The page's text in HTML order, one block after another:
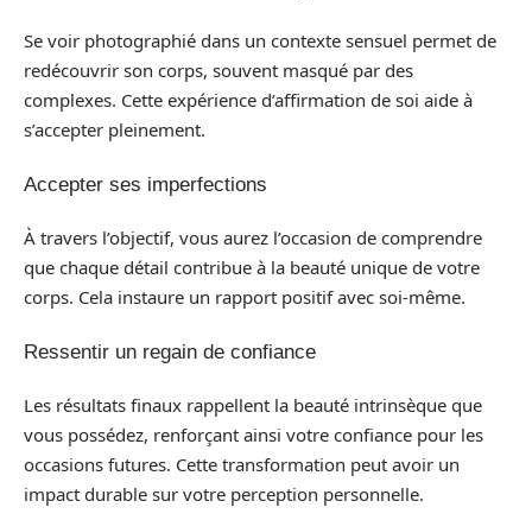
Se voir photographié dans un contexte sensuel permet de
redécouvrir son corps, souvent masqué par des
complexes. Cette expérience d’affirmation de soi aide à
s’accepter pleinement.
Accepter ses imperfections
À travers l’objectif, vous aurez l’occasion de comprendre
que chaque détail contribue à la beauté unique de votre
corps. Cela instaure un rapport positif avec soi-même.
Ressentir un regain de confiance
Les résultats finaux rappellent la beauté intrinsèque que
vous possédez, renforçant ainsi votre confiance pour les
occasions futures. Cette transformation peut avoir un
impact durable sur votre perception personnelle.